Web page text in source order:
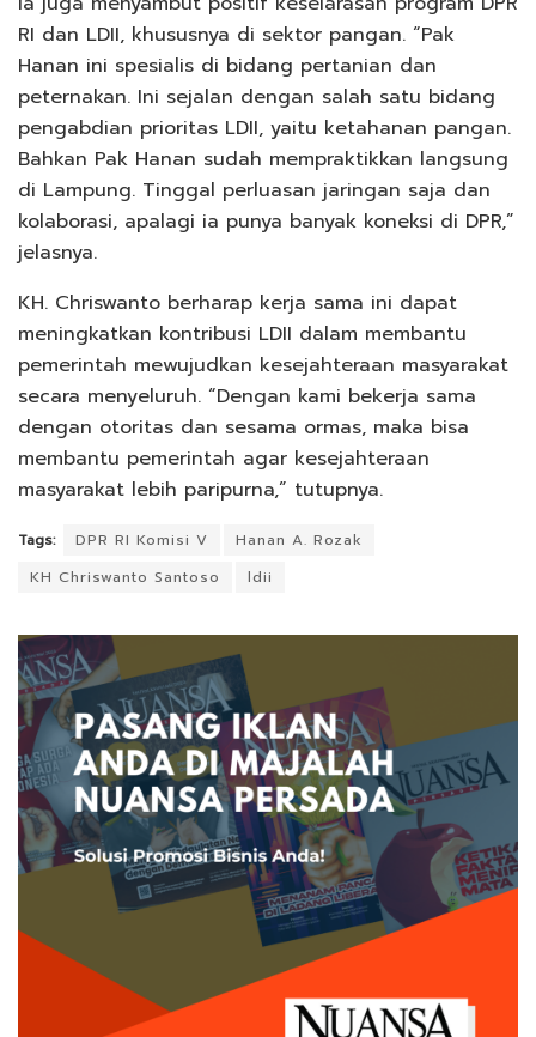
RI dan LDII, khususnya di sektor pangan. “Pak
Hanan ini spesialis di bidang pertanian dan
peternakan. Ini sejalan dengan salah satu bidang
pengabdian prioritas LDII, yaitu ketahanan pangan.
Bahkan Pak Hanan sudah mempraktikkan langsung
di Lampung. Tinggal perluasan jaringan saja dan
kolaborasi, apalagi ia punya banyak koneksi di DPR,”
jelasnya.
KH. Chriswanto berharap kerja sama ini dapat
meningkatkan kontribusi LDII dalam membantu
pemerintah mewujudkan kesejahteraan masyarakat
secara menyeluruh. “Dengan kami bekerja sama
dengan otoritas dan sesama ormas, maka bisa
membantu pemerintah agar kesejahteraan
masyarakat lebih paripurna,” tutupnya.
Tags: DPR RI Komisi V
Hanan A. Rozak
KH Chriswanto Santoso
ldii